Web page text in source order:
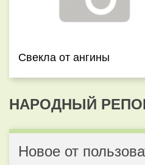
Свекла от ангины
НАРОДНЫЙ
Новое от